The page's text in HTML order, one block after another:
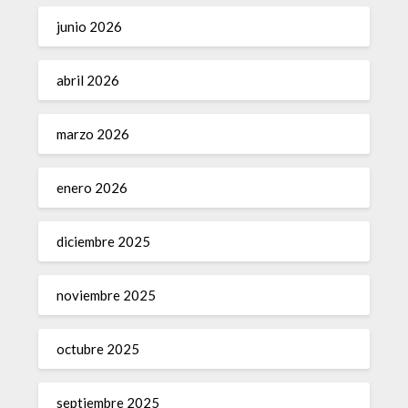
junio 2026
abril 2026
marzo 2026
enero 2026
diciembre 2025
noviembre 2025
octubre 2025
septiembre 2025